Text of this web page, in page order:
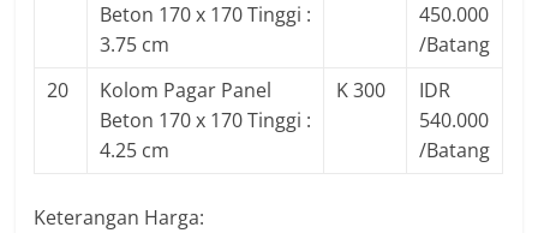
Beton 170 x 170 Tinggi :
3.75 cm
450.000
/Batang
20
Kolom Pagar Panel
Beton 170 x 170 Tinggi :
4.25 cm
K 300
IDR
540.000
/Batang
Keterangan Harga: